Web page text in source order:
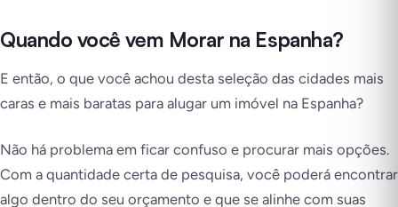
Quando você vem Morar na Espanha?
E então, o que você achou desta seleção das cidades mais
caras e mais baratas para alugar um imóvel na Espanha?
Não há problema em ficar confuso e procurar mais opções.
Com a quantidade certa de pesquisa, você poderá encontrar
algo dentro do seu orçamento e que se alinhe com suas